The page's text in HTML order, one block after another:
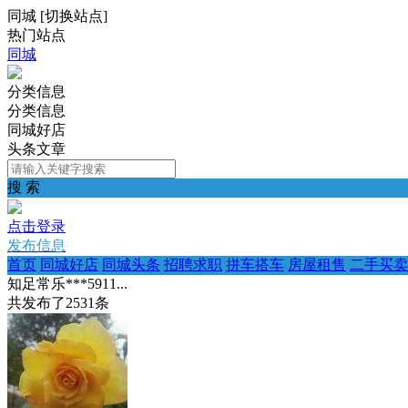
同城 [切换站点]
热门站点
同城
分类信息
分类信息
同城好店
头条文章
搜 索
点击登录
发布信息
首页 同城好店 同城头条 招聘求职 拼车搭车 房屋租售 二手买卖
知足常乐***5911...
共发布了2531条